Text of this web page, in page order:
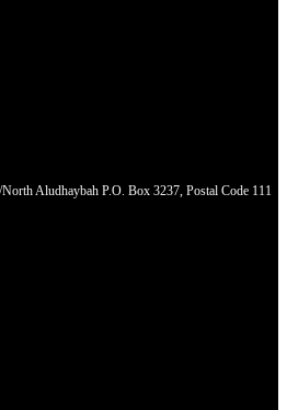
Aludhaybah P.O. Box 3237, Postal Code 111